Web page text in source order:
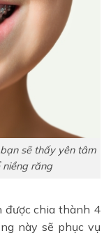
sẽ thấy yên tâm
niềng răng
được chia thành 4
này sẽ phục vụ